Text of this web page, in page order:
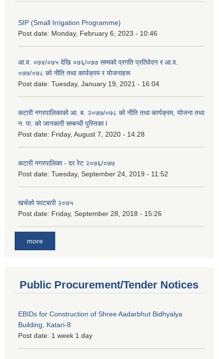
SIP (Small Irrigation Programme)
Post date: Monday, February 6, 2023 - 10:46
आ.व. ०७४/०७५ देखि ०७६/०७७ सम्मको प्रगति प्रतिवेदन र आ.व.
०७७/०७८ को नीति तथा कार्यक्रम र योजनाहरू
Post date: Tuesday, January 19, 2021 - 16:04
कटारी नगरपालिकाको आ. ब. २०७७/०७८ को नीति तथा कार्यक्रम, योजना तथा
न. पा. को जानकारी सम्बन्धी पुस्तिका l
Post date: Friday, August 7, 2020 - 14:28
कटारी नगरपालिका - दर रेट २०७६/०७७
Post date: Tuesday, September 24, 2019 - 11:52
खर्चको फाटबारी २०७५
Post date: Friday, September 28, 2018 - 15:26
more
Public Procurement/Tender Notices
EBIDs for Construction of Shree Aadarbhut Bidhyalya
Building, Katari-8
Post date: 1 week 1 day